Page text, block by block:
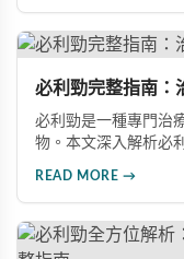
事項。
必利勁完整指南：
必利勁是一種專門治
物。本文深入解析必
READ MORE →